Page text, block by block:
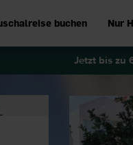
buchen Nur
Jetzt bis zu